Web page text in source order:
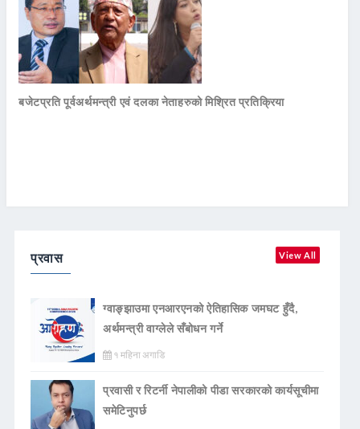
बजेटप्रति पूर्वअर्थमन्त्री एवं दलका नेताहरुको मिश्रित प्रतिक्रिया
प्रवास View All
ग्वाङ्झाउमा एनआरएनको ऐतिहासिक जमघट हुँदै,
अर्थमन्त्री वाग्लेले सँबोधन गर्ने
१ महिना अगाडि
प्रवासी र रिटर्नी नेपालीको पीडा सरकारको कार्यसूचीमा
समेटिनुपर्छ